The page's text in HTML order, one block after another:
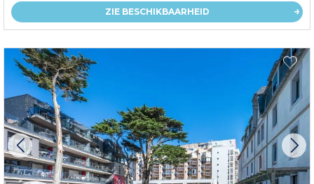
ZIE BESCHIKBAARHEID